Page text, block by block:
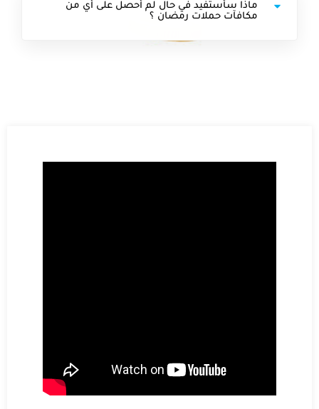
ماذا سأستفيد في حال لم أحصل على أي من
مكافآت حملات رمضان ؟